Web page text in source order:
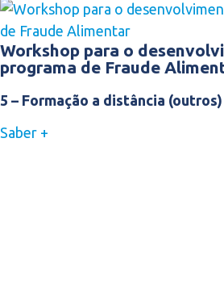
Workshop para o
programa de Fraude
5 – Formação a distância (outros)
Saber +